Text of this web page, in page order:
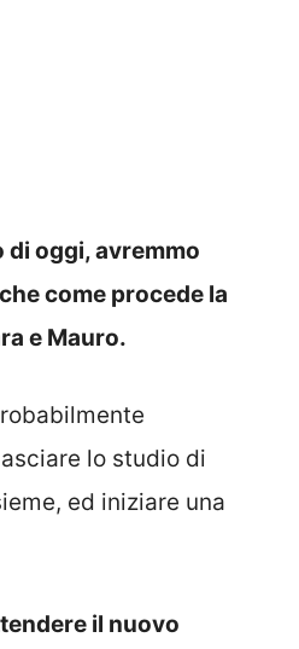
di oggi, avremmo
come procede la
e Mauro.
lo studio di
ed iniziare una
il nuovo